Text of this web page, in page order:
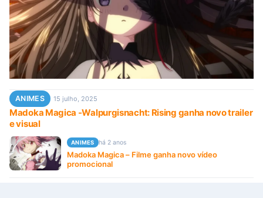
ANIMES 15 julho, 2025
Madoka Magica -Walpurgisnacht: Rising ganha novo trailer
e visual
ANIMES há 2 anos
Madoka Magica – Filme ganha novo vídeo
promocional